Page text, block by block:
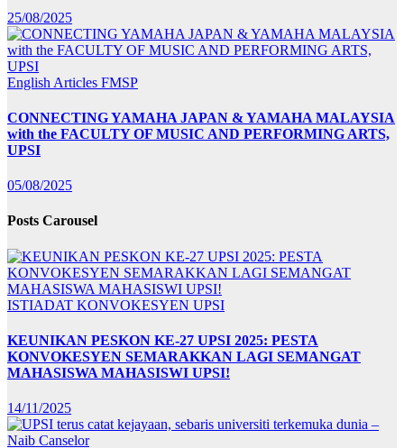
25/08/2025
English Articles FMSP
CONNECTING YAMAHA JAPAN & YAMAHA MALAYSIA
with the FACULTY OF MUSIC AND PERFORMING ARTS,
UPSI
05/08/2025
Posts Carousel
ISTIADAT KONVOKESYEN UPSI
KEUNIKAN PESKON KE-27 UPSI 2025: PESTA
KONVOKESYEN SEMARAKKAN LAGI SEMANGAT
MAHASISWA MAHASISWI UPSI!
14/11/2025